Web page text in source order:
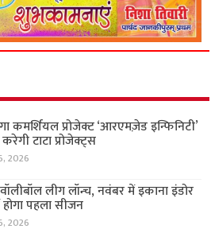
कमर्शियल प्रोजेक्ट ‘आरएमज़ेड इन्फिनिटी’
टाटा प्रोजेक्ट्स
2026
वॉलीबॉल लीग लॉन्च, नवंबर में इकाना इंडोर
पहला सीजन
2026